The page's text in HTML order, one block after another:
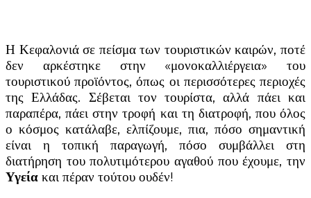
Η Κεφαλονιά σε πείσμα των τουριστικών καιρών, ποτέ
δεν αρκέστηκε στην «μονοκαλλιέργεια» του
τουριστικού προϊόντος, όπως οι περισσότερες περιοχές
της Ελλάδας. Σέβεται τον τουρίστα, αλλά πάει και
παραπέρα, πάει στην τροφή και τη διατροφή, που όλος
ο κόσμος κατάλαβε, ελπίζουμε, πια, πόσο σημαντική
είναι η τοπική παραγωγή, πόσο συμβάλλει στη
διατήρηση του πολυτιμότερου αγαθού που έχουμε, την
Υγεία και πέραν τούτου ουδέν!